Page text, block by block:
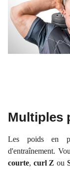
Multiples
Les poids en
d'entraînement.
courte, curl Zou